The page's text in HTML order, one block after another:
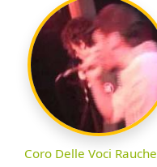
Coro Delle Voci Rauche